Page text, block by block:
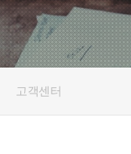
고객센터